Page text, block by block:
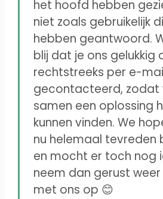
het hoofd hebben
niet zoals gebruikelijk
hebben geantwoord.
blij dat je ons gelukkig
rechtstreeks per e-
gecontacteerd, zodat
samen een oplossing
kunnen vinden. We
nu helemaal tevreden
en mocht er toch nog
neem dan gerust
met ons op 😊